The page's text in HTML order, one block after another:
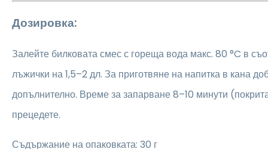
Дозировка:
Залейте билковата смес с гореща вода макс. 80 °C в
лъжички на 1,5–2 дл. За приготвяне на напитка в кана
допълнително. Време за запарване 8–10 минути
прецедете.
Съдържание на опаковката: 30 г